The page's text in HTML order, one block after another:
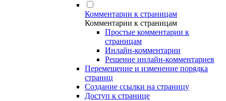
Комментарии к страницам
Комментарии к страницам
Простые комментарии к
страницам
Инлайн-комментарии
Решение инлайн-комментариев
Перемещение и изменение порядка
страниц
Создание ссылки на страницу
Доступ к странице